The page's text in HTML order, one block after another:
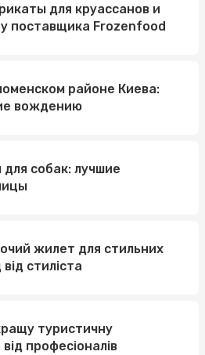
для круассанов и
у поставщика Frozenfood
районе Киева:
вождению
собак: лучшие
жилет для стильних
стиліста
туристичну
професіоналів